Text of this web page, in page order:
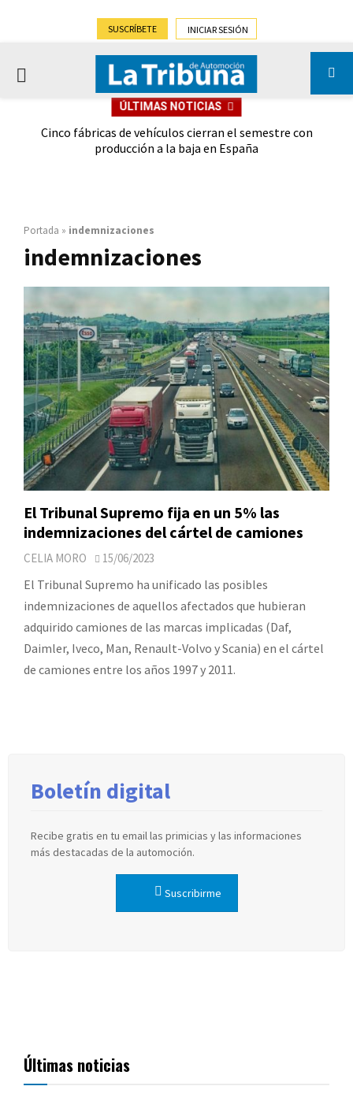
SUSCRÍBETE INICIAR SESIÓN
PRIMARY
ÚLTIMAS NOTICIAS
Cinco fábricas de vehículos cierran el semestre con
producción a la baja en España
Portada » indemnizaciones
indemnizaciones
El Tribunal Supremo fija en un 5% las
indemnizaciones del cártel de camiones
CELIA MORO 15/06/2023
El Tribunal Supremo ha unificado las posibles
indemnizaciones de aquellos afectados que hubieran
adquirido camiones de las marcas implicadas (Daf,
Daimler, Iveco, Man, Renault-Volvo y Scania) en el cártel
de camiones entre los años 1997 y 2011.
Boletín digital
Recibe gratis en tu email las primicias y las informaciones
más destacadas de la automoción.
Suscribirme
Últimas noticias